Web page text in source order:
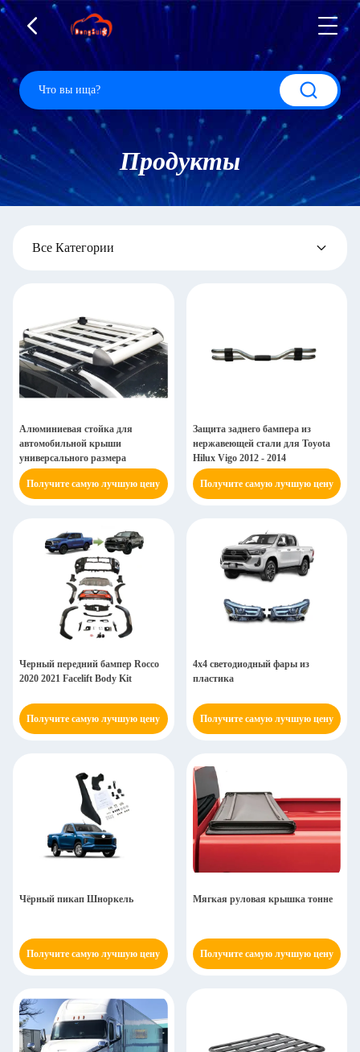
Продукты
Все Категории
Алюминиевая стойка для
автомобильной крыши
универсального размера
Получите самую лучшую цену
Защита заднего бампера из
нержавеющей стали для Toyota
Hilux Vigo 2012 - 2014
Получите самую лучшую цену
Черный передний бампер Rocco
2020 2021 Facelift Body Kit
Получите самую лучшую цену
4х4 светодиодный фары из
пластика
Получите самую лучшую цену
Чёрный пикап Шноркель
Получите самую лучшую цену
Мягкая руловая крышка тонне
Получите самую лучшую цену